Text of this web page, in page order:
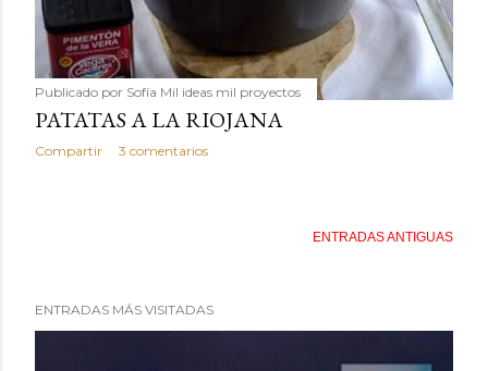
Publicado por Sofía Mil ideas mil proyectos
PATATAS A LA RIOJANA
Compartir 3 comentarios
ENTRADAS ANTIGUAS
ENTRADAS MÁS VISITADAS